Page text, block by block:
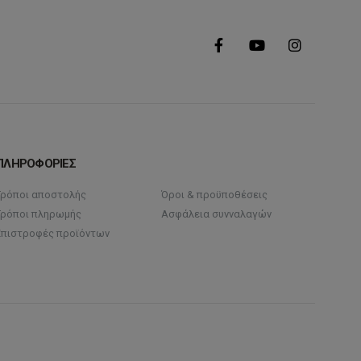
αποστολής
πληρωμής
προϊόντων
Όροι & προϋποθέσεις
Ασφάλεια συνναλαγών